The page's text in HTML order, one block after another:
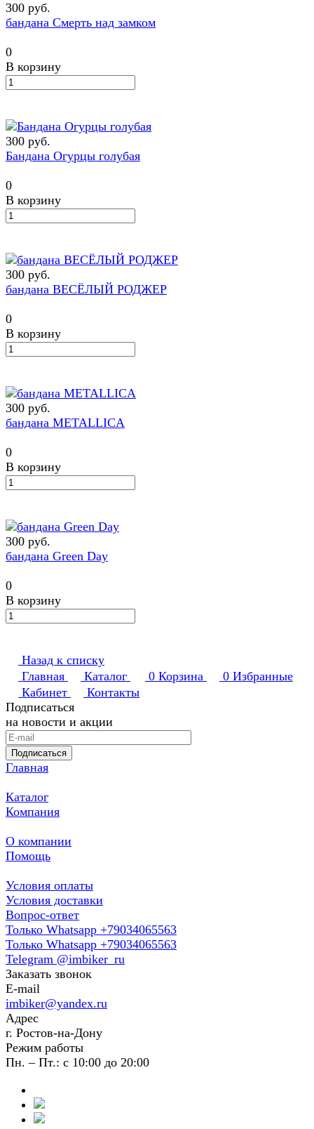
300 руб.
бандана Смерть над замком
0
В корзину
300 руб.
Бандана Огурцы голубая
0
В корзину
300 руб.
бандана ВЕСЁЛЫЙ РОДЖЕР
0
В корзину
300 руб.
бандана METALLICA
0
В корзину
300 руб.
бандана Green Day
0
В корзину
Назад к списку
Главная
Каталог 0 Корзина 0 Избранные
Кабинет
Контакты
Подписаться
на новости и акции
Подписаться
Главная
Каталог
Компания
О компании
Помощь
Условия оплаты
Условия доставки
Вопрос-ответ
Только Whatsapp +79034065563
Только Whatsapp +79034065563
Telegram @imbiker_ru
Заказать звонок
E-mail
imbiker@yandex.ru
Адрес
г. Ростов-на-Дону
Режим работы
Пн. – Пт.: с 10:00 до 20:00